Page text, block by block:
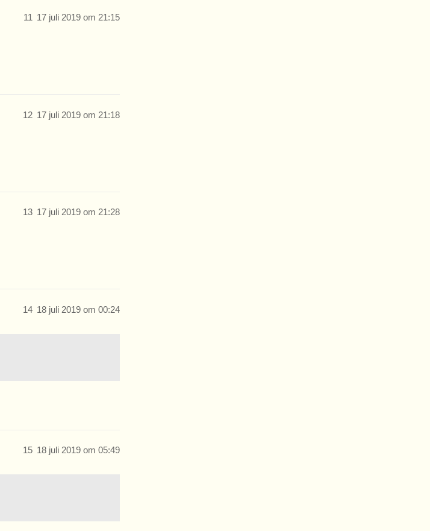
17 juli 2019 om 21:15
11
17 juli 2019 om 21:18
12
17 juli 2019 om 21:28
13
18 juli 2019 om 00:24
14
18 juli 2019 om 05:49
15